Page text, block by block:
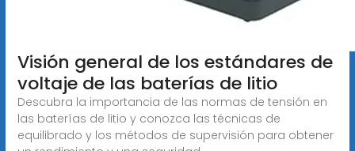
Visión general de los estándares de
voltaje de las baterías de litio
Descubra la importancia de las normas de tensión en
las baterías de litio y conozca las técnicas de
equilibrado y los métodos de supervisión para obtener